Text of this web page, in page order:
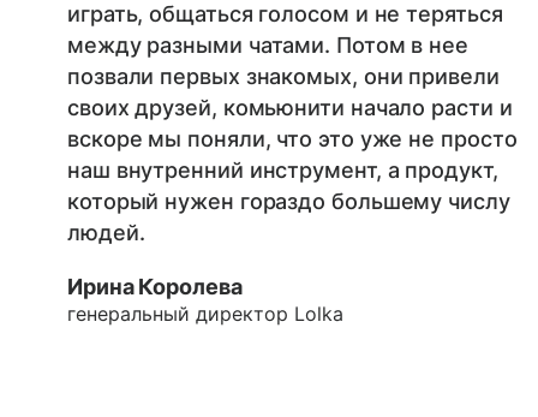
играть, общаться голосом и не теряться
между разными чатами. Потом в нее
позвали первых знакомых, они привели
своих друзей, комьюнити начало расти и
вскоре мы поняли, что это уже не просто
наш внутренний инструмент, а продукт,
который нужен гораздо большему числу
людей.
Ирина Королева
генеральный директор Lolka